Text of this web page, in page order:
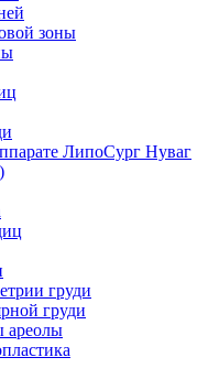
зоны
ЛипоСург Нуваг
груди
груди
ареолы